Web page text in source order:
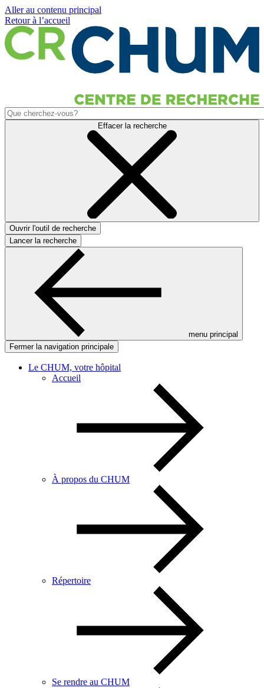
Aller au contenu principal
Retour à l’accueil
Effacer la recherche
Ouvrir l'outil de recherche
Lancer la recherche
menu principal
Fermer la navigation principale
Le CHUM, votre hôpital
Accueil
À propos du CHUM
Répertoire
Se rendre au CHUM